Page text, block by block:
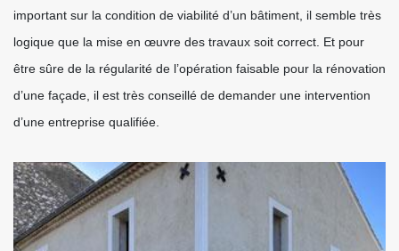
important sur la condition de viabilité d’un bâtiment, il semble très
logique que la mise en œuvre des travaux soit correct. Et pour
être sûre de la régularité de l’opération faisable pour la rénovation
d’une façade, il est très conseillé de demander une intervention
d’une entreprise qualifiée.